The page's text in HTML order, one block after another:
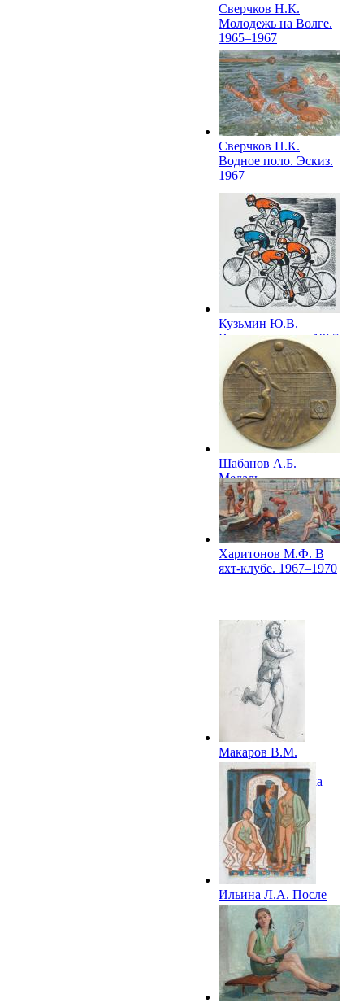
Сверчков Н.К.
Молодежь на Волге.
1965–1967
Сверчков Н.К.
Водное поло. Эскиз.
1967
Кузьмин Ю.В.
Велосипедисты. 1967
Шабанов А.Б.
Медаль
«Волейболисткам
«Динамо». Вторая
половина XX в.
Харитонов М.Ф. В
яхт-клубе. 1967–1970
Макаров В.М.
Бегущая. Вторая
половина XX века
Ильина Л.А. После
заплыва. 1971